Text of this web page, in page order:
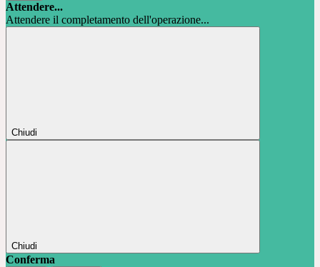
Attendere...
Attendere il completamento dell'operazione...
Chiudi
Chiudi
Conferma